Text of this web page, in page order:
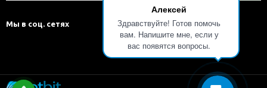
Алексей
Здравствуйте! Готов помочь
вам. Напишите мне, если у
вас появятся вопросы.
Мы в соц. сетях